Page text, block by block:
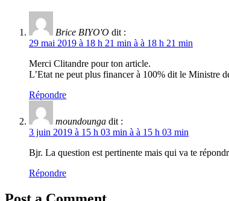
Brice BIYO'O dit :
29 mai 2019 à 18 h 21 min à à 18 h 21 min
Merci Clitandre pour ton article.
L’Etat ne peut plus financer à 100% dit le Ministre
Répondre
moundounga dit :
3 juin 2019 à 15 h 03 min à à 15 h 03 min
Bjr. La question est pertinente mais qui va te
Répondre